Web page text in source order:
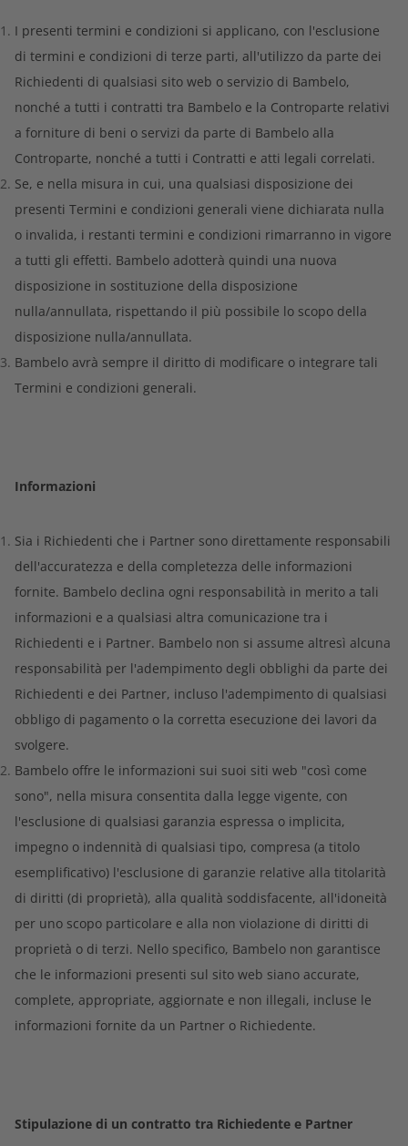
I presenti termini e condizioni si applicano, con l'esclusione
di termini e condizioni di terze parti, all'utilizzo da parte dei
Richiedenti di qualsiasi sito web o servizio di Bambelo,
nonché a tutti i contratti tra Bambelo e la Controparte relativi
a forniture di beni o servizi da parte di Bambelo alla
Controparte, nonché a tutti i Contratti e atti legali correlati.
Se, e nella misura in cui, una qualsiasi disposizione dei
presenti Termini e condizioni generali viene dichiarata nulla
o invalida, i restanti termini e condizioni rimarranno in vigore
a tutti gli effetti. Bambelo adotterà quindi una nuova
disposizione in sostituzione della disposizione
nulla/annullata, rispettando il più possibile lo scopo della
disposizione nulla/annullata.
Bambelo avrà sempre il diritto di modificare o integrare tali
Termini e condizioni generali.
Informazioni
Sia i Richiedenti che i Partner sono direttamente responsabili
dell'accuratezza e della completezza delle informazioni
fornite. Bambelo declina ogni responsabilità in merito a tali
informazioni e a qualsiasi altra comunicazione tra i
Richiedenti e i Partner. Bambelo non si assume altresì alcuna
responsabilità per l'adempimento degli obblighi da parte dei
Richiedenti e dei Partner, incluso l'adempimento di qualsiasi
obbligo di pagamento o la corretta esecuzione dei lavori da
svolgere.
Bambelo offre le informazioni sui suoi siti web "così come
sono", nella misura consentita dalla legge vigente, con
l'esclusione di qualsiasi garanzia espressa o implicita,
impegno o indennità di qualsiasi tipo, compresa (a titolo
esemplificativo) l'esclusione di garanzie relative alla titolarità
di diritti (di proprietà), alla qualità soddisfacente, all'idoneità
per uno scopo particolare e alla non violazione di diritti di
proprietà o di terzi. Nello specifico, Bambelo non garantisce
che le informazioni presenti sul sito web siano accurate,
complete, appropriate, aggiornate e non illegali, incluse le
informazioni fornite da un Partner o Richiedente.
Stipulazione di un contratto tra Richiedente e Partner